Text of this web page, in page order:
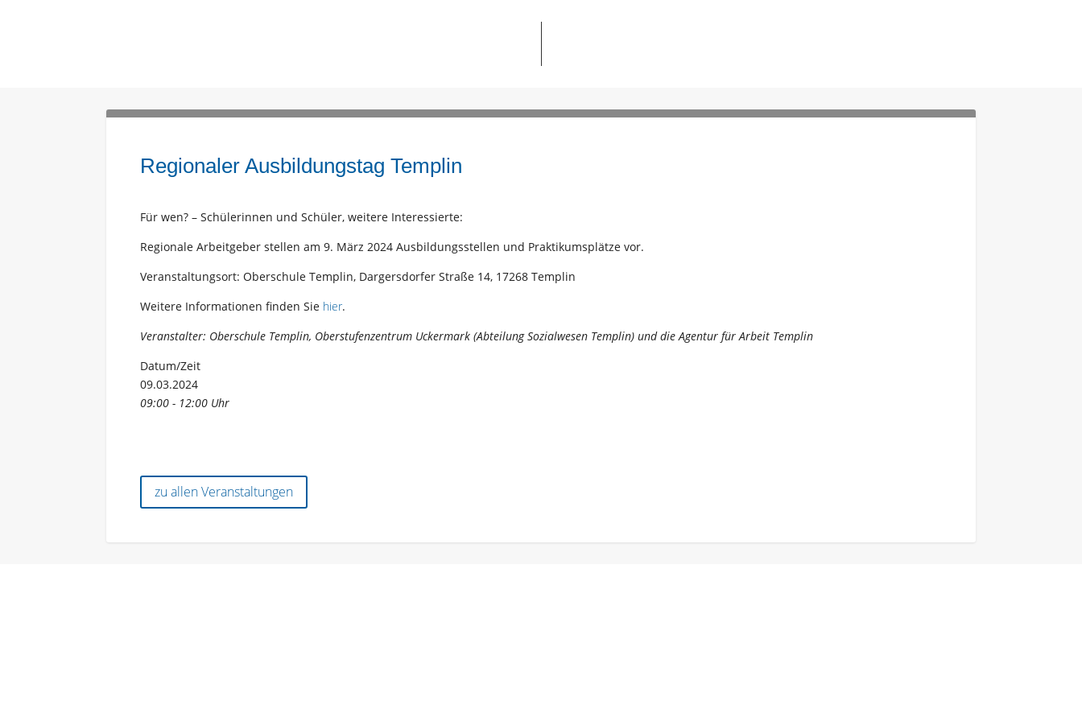
Regionaler Ausbildungstag Templin
Für wen? – Schülerinnen und Schüler, weitere Interessierte:
Regionale Arbeitgeber stellen am 9. März 2024 Ausbildungsstellen und Praktikumsplätze vor.
Veranstaltungsort: Oberschule Templin, Dargersdorfer Straße 14, 17268 Templin
Weitere Informationen finden Sie hier.
Veranstalter: Oberschule Templin, Oberstufenzentrum Uckermark (Abteilung Sozialwesen Templin) und die Agentur für Arbeit Templin
Datum/Zeit
09.03.2024
09:00 - 12:00 Uhr
zu allen Veranstaltungen